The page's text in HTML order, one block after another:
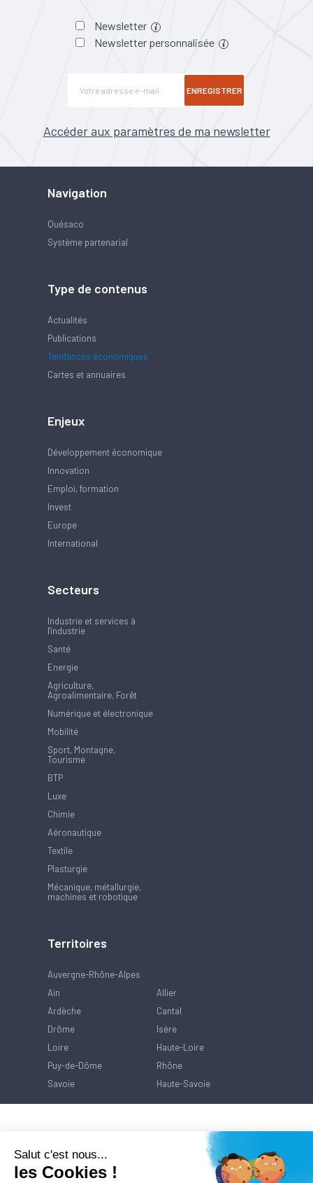
Newsletter
Newsletter personnalisée
ENREGISTRER
Accéder aux paramètres de ma newsletter
Navigation
Quésaco
Système partenarial
Type de contenus
Actualités
Publications
Tendances économiques
Cartes et annuaires
Enjeux
Développement économique
Innovation
Emploi, formation
Invest
Europe
International
Secteurs
Industrie et services à
l'industrie
Santé
Energie
Agriculture,
Agroalimentaire, Forêt
Numérique et électronique
Mobilité
Sport, Montagne,
Tourisme
BTP
Luxe
Chimie
Aéronautique
Textile
Plasturgie
Mécanique, métallurgie,
machines et robotique
Territoires
Auvergne-Rhône-Alpes
Ain
Allier
Ardèche
Cantal
Drôme
Isère
Loire
Haute-Loire
Puy-de-Dôme
Rhône
Savoie
Haute-Savoie
Salut c'est nous...
les Cookies !